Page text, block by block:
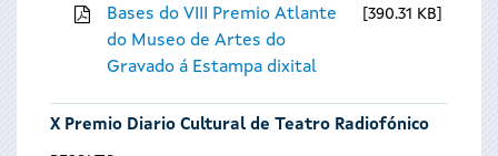
Bases do VIII Premio Atlante
do Museo de Artes do
Gravado á Estampa dixital
390.31 KB
X Premio Diario Cultural de Teatro Radiofónico